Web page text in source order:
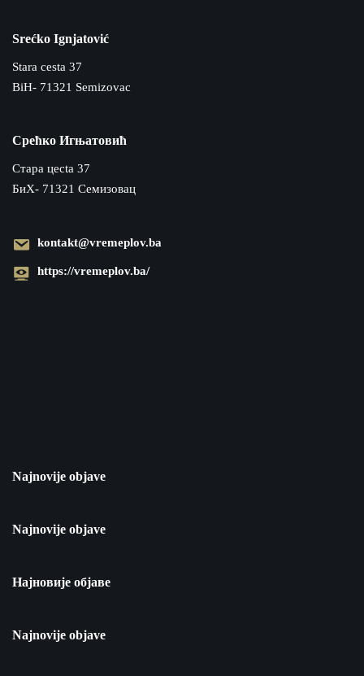
Srećko Ignjatović
Stara cesta 37
BiH- 71321 Semizovac
Срећко Игњатовић
Cтара цecta 37
БиХ- 71321 Семизовац
kontakt@vremeplov.ba
https://vremeplov.ba/
Najnovije objave
Najnovije objave
Најновије објаве
Najnovije objave